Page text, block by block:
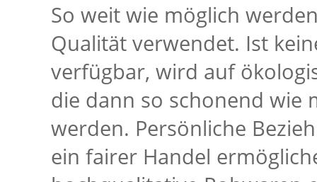
So weit wie möglich
Qualität verwendet. Ist
verfügbar, wird auf
die dann so schonend wie
werden. Persönliche
ein fairer Handel